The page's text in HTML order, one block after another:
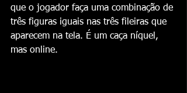
que o jogador faça uma combinação de
três figuras iguais nas três fileiras que
aparecem na tela. É um caça níquel,
mas online.